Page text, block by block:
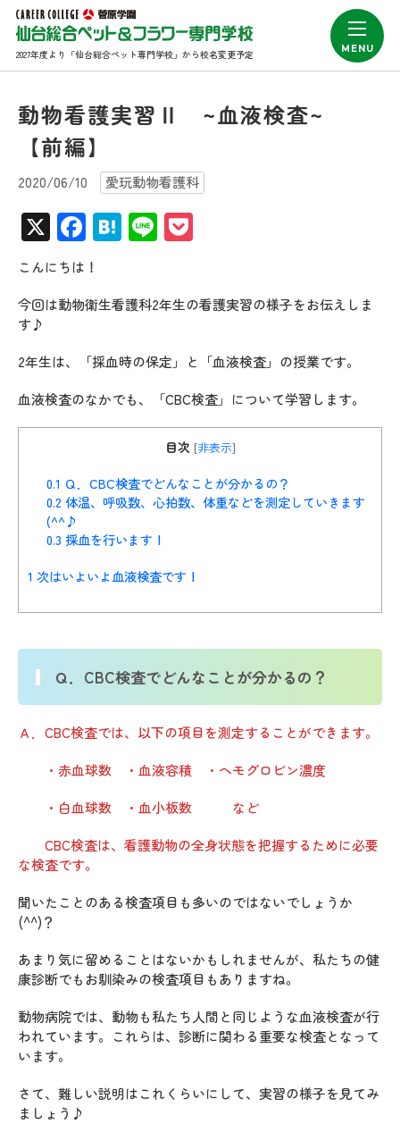
2027年度より「仙台総合ペット専門学校」から校名変更予定
動物看護実習Ⅱ ~血液検査~
【前編】
2020/06/10 愛玩動物看護科
X Facebook
Hatena
Line
こんにちは！
今回は動物衛生看護科2年生の看護実習の様子をお伝えしま
す♪
2年生は、「採血時の保定」と「血液検査」の授業です。
血液検査のなかでも、「CBC検査」について学習します。
目次 [非表示]
0.1 Ｑ．CBC検査でどんなことが分かるの？
0.2 体温、呼吸数、心拍数、体重などを測定していきます
(^^♪
0.3 採血を行います！
1 次はいよいよ血液検査です！
Ｑ．CBC検査でどんなことが分かるの？
Ａ．CBC検査では、以下の項目を測定することができます。
・赤血球数 ・血液容積 ・ヘモグロビン濃度
・白血球数 ・血小板数 など
CBC検査は、看護動物の全身状態を把握するために必要
な検査です。
聞いたことのある検査項目も多いのではないでしょうか
(^^)？
あまり気に留めることはないかもしれませんが、私たちの健
康診断でもお馴染みの検査項目もありますね。
動物病院では、動物も私たち人間と同じような血液検査が行
われています。これらは、診断に関わる重要な検査となって
います。
さて、難しい説明はこれくらいにして、実習の様子を見てみ
ましょう♪